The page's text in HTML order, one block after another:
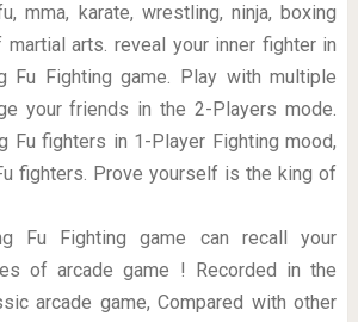
mma, karate, wrestling, ninja, boxing
arts. reveal your inner fighter in
Fu Fighting game. Play with multiple
your friends in the 2-Players mode.
Fu fighters in 1-Player Fighting mood,
fighters. Prove yourself is the king of
Fu Fighting game can recall your
of arcade game ! Recorded in the
arcade game, Compared with other